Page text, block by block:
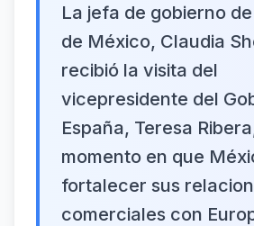
La jefa de gobierno
de México, Claudia
recibió la visita del
vicepresidente del
España, Teresa
momento en que
fortalecer sus
comerciales con